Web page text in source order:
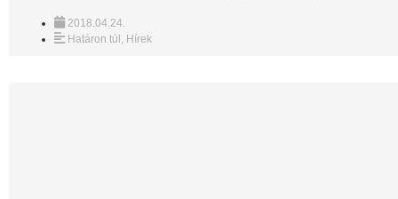
2018.04.24.
Határon túl Hírek